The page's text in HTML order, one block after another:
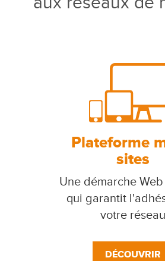
Plateforme
sites
Une démarche
qui garantit
votre réseau
DÉCOUVRIR